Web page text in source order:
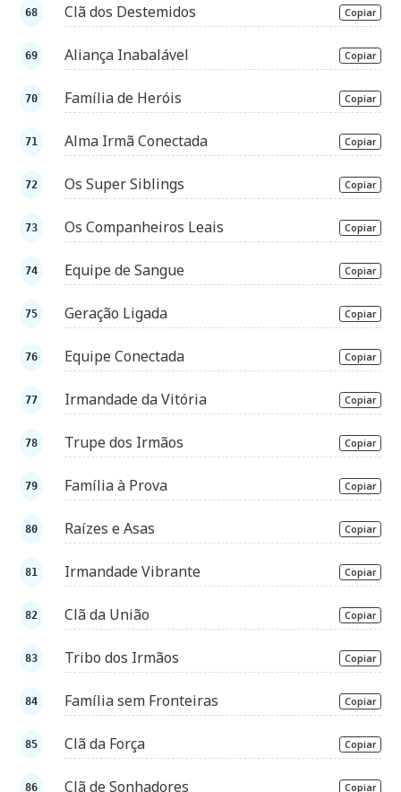
Clã dos Destemidos Copiar
Aliança Inabalável Copiar
Família de Heróis Copiar
Alma Irmã Conectada Copiar
Os Super Siblings Copiar
Os Companheiros Leais Copiar
Equipe de Sangue Copiar
Geração Ligada Copiar
Equipe Conectada Copiar
Irmandade da Vitória Copiar
Trupe dos Irmãos Copiar
Família à Prova Copiar
Raízes e Asas Copiar
Irmandade Vibrante Copiar
Clã da União Copiar
Tribo dos Irmãos Copiar
Família sem Fronteiras Copiar
Clã da Força Copiar
Clã de Sonhadores Copiar